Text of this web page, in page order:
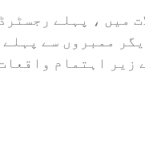
میں ، پہلے
ممبروں سے
زیر اہتمام